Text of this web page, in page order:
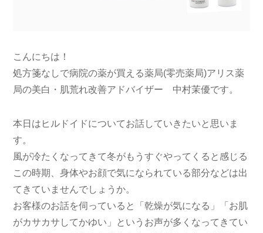
こんにちは！
処方箋なしで病院の薬が買える薬局(零売薬局)アリス薬
局の美白・肌荒れ改善アドバイザー 中村茉優です。
本日はヒルドイドについてお話していきたいと思いま
す。
風が冷たくなってきて冬がもうすぐやってくると感じる
この時期、身体やお顔で気になられている部分などは出
てきていませんでしょうか。
お客様のお話を伺っていると「乾燥が気になる」「お肌
がカサカサしてかゆい」というお声が多くなってきてい